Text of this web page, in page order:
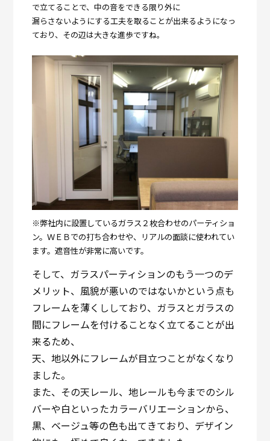
で立てることで、中の音をできる限り外に
漏らさないようにする工夫を取ることが出来るようになっ
ており、その辺は大きな進歩ですね。
※弊社内に設置しているガラス２枚合わせのパーティショ
ン。ＷＥＢでの打ち合わせや、リアルの面談に使われてい
ます。遮音性が非常に高いです。
そして、ガラスパーティションのもう一つのデ
メリット、風貌が悪いのではないかという点も
フレームを薄くししており、ガラスとガラスの
間にフレームを付けることなく立てることが出
来るため、
天、地以外にフレームが目立つことがなくなり
ました。
また、その天レール、地レールも今までのシル
バーや白といったカラーバリエーションから、
黒、ベージュ等の色も出てきており、デザイン